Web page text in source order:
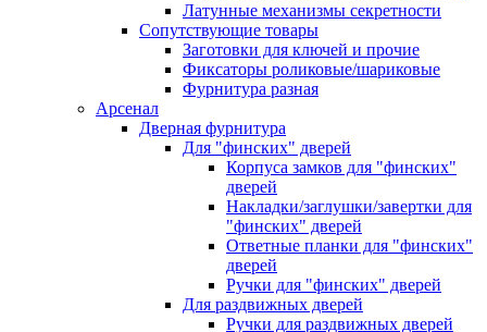
Латунные механизмы секретности
Сопутствующие товары
Заготовки для ключей и прочие
Фиксаторы роликовые/шариковые
Фурнитура разная
Арсенал
Дверная фурнитура
Для "финских" дверей
Корпуса замков для "финских"
дверей
Накладки/заглушки/завертки для
"финских" дверей
Ответные планки для "финских"
дверей
Ручки для "финских" дверей
Для раздвижных дверей
Ручки для раздвижных дверей